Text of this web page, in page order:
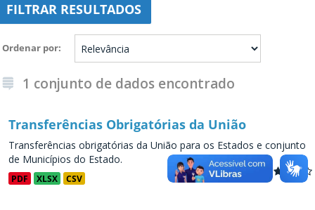
FILTRAR RESULTADOS
Ordenar por
1 conjunto de dados encontrado
Transferências Obrigatórias da União
Transferências obrigatórias da União para os Estados e conjunto
de Municípios do Estado.
PDF XLSX CSV